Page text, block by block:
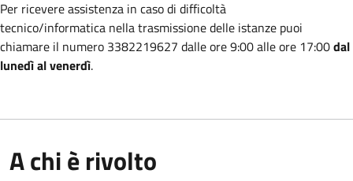
Per ricevere assistenza in caso di difficoltà
tecnico/informatica nella trasmissionedelle istanze puoi
chiamare il numero 3382219627 dalle ore 9:00 alle ore 17:00dal
lunedì al venerdì.
A chi è rivolto